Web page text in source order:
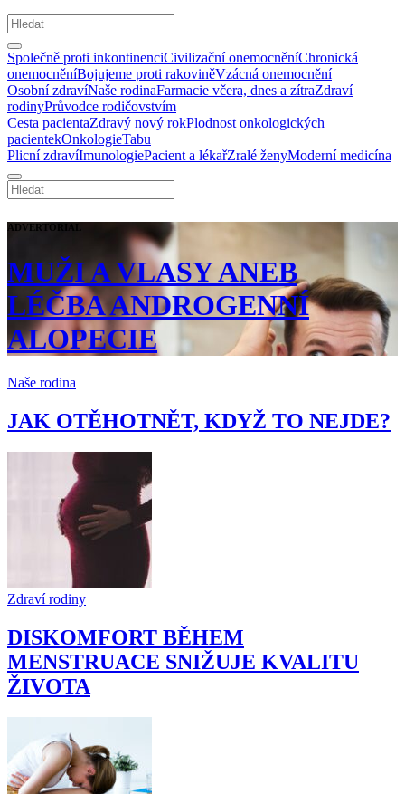
Společně proti inkontinenciCivilizační onemocněníChronická
onemocněníBojujeme proti rakoviněVzácná onemocnění
Osobní zdravíNaše rodinaFarmacie včera, dnes a zítraZdraví
rodinyPrůvodce rodičovstvím
Cesta pacientaZdravý nový rokPlodnost onkologických
pacientekOnkologieTabu
Plicní zdravíImunologiePacient a lékařZralé ženyModerní medicína
ADVERTORIAL
MUŽI A VLASY ANEB
LÉČBA ANDROGENNÍ
ALOPECIE
Naše rodina
JAK OTĚHOTNĚT, KDYŽ TO NEJDE?
Zdraví rodiny
DISKOMFORT BĚHEM
MENSTRUACE SNIŽUJE KVALITU
ŽIVOTA